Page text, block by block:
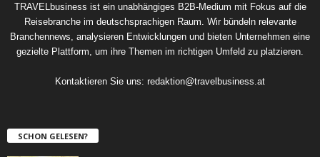
TRAVELbusiness ist ein unabhängiges B2B-Medium mit Fokus auf die
Reisebranche im deutschsprachigen Raum. Wir bündeln relevante
Branchennews, analysieren Entwicklungen und bieten Unternehmen eine
gezielte Plattform, um ihre Themen im richtigen Umfeld zu platzieren.
Kontaktieren Sie uns: redaktion@travelbusiness.at
SCHON GELESEN?